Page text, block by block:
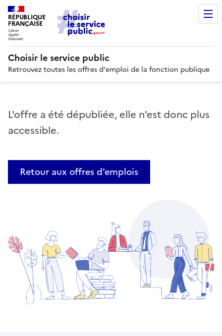
RÉPUBLIQUE
FRANÇAISE
Choisir le service public
Retrouvez toutes les offres d'emploi de la fonction publique
L'offre a été dépubliée, elle n'est donc plus
accessible.
Retour aux offres d'emplois